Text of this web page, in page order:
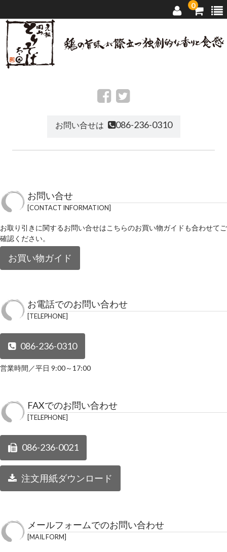
0
お問い合せは 086-236-0310
お問い合せ
CONTACT INFORMATION
お取り引きに関するお問い合せはこちらのお買い物ガイドも合わせてご
確認ください。
お買い物ガイド
お電話でのお問い合わせ
TELEPHONE
086-236-0310
営業時間／平日 9:00～17:00
FAXでのお問い合わせ
TELEPHONE
086-236-0021
注文用紙ダウンロード
メールフォームでのお問い合わせ
MAIL FORM